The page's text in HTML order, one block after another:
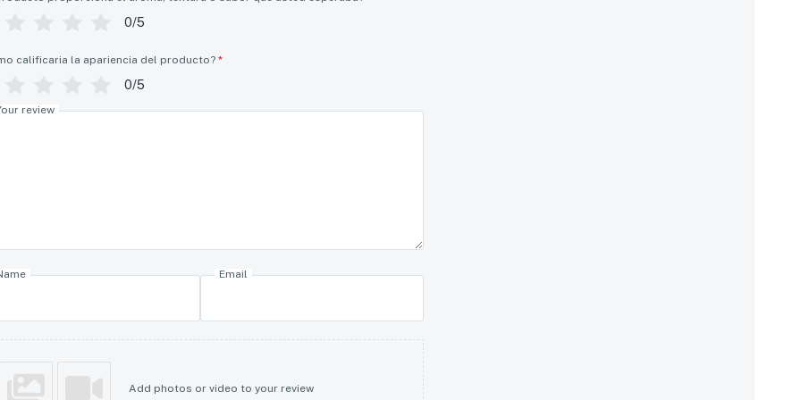
0/5
calificaria la apariencia del producto? *
0/5
review
Email
Add photos or video to your review